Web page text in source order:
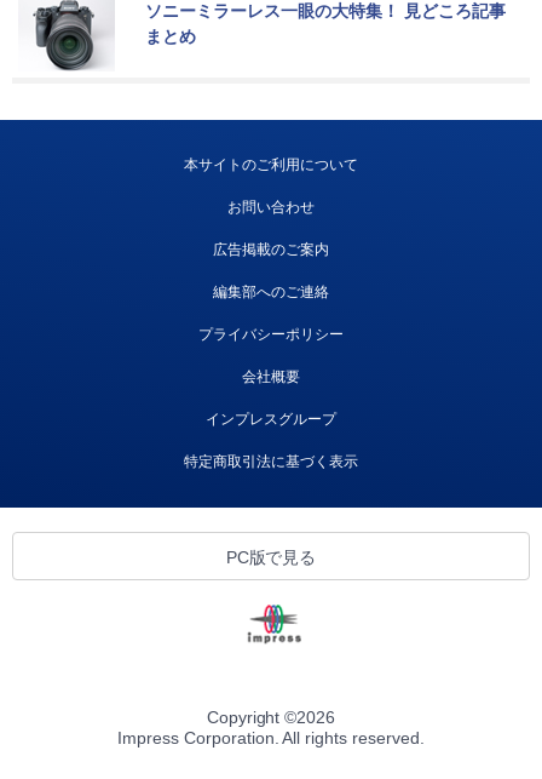
ソニーミラーレス一眼の大特集！ 見どころ記事
まとめ
本サイトのご利用について
お問い合わせ
広告掲載のご案内
編集部へのご連絡
プライバシーポリシー
会社概要
インプレスグループ
特定商取引法に基づく表示
PC版で見る
Copyright ©2026
Impress Corporation. All rights reserved.